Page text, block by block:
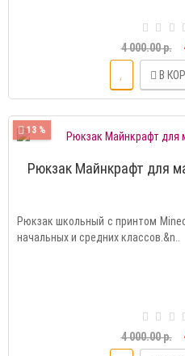
4 000.00 р.
В
13 %
Рюкзак Майнкрафт для
Рюкзак школьный с принтом
начальных и средних классов.&n..
4 000.00 р.